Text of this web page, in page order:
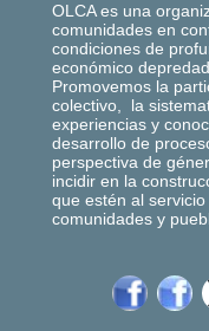
OLCA es una
comunidades en
condiciones de
económico
Promovemos la
colectivo, la
experiencias y
desarrollo de
perspectiva de
incidir en la
que estén al
comunidades y